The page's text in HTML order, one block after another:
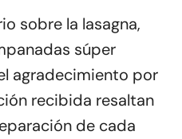
sobre la lasagna,
súper
agradecimiento por
recibida resaltan
de cada